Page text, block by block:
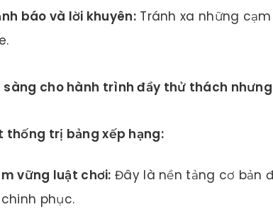
báo và lời khuyên:Tránh xa những
sàng cho hành trình đầy thử thách
thống trị bảng xếp hạng:
vững luật chơi: Đây là nền tảng cơ bản
phục.